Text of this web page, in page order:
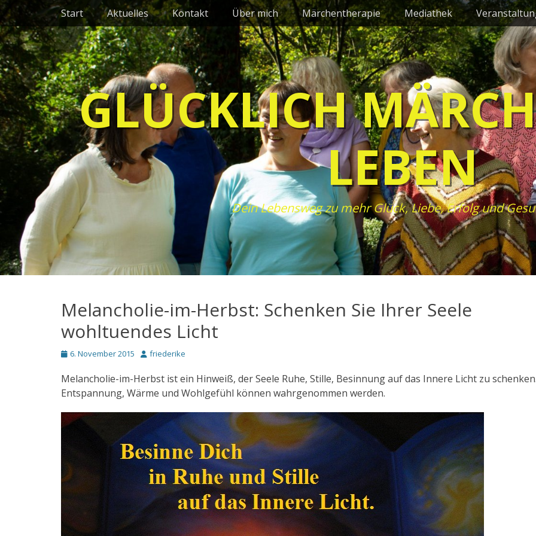
Zum
Inhalt
springen
Primäres Menü
Start Aktuelles Kontakt Über mich Märchentherapie Mediathek
GLÜCKLICH
LEBEN
Dein Lebensweg zu mehr Glück, Liebe, Erfolg und
Melancholie-im-Herbst: Schenken Sie Ihrer Seele
wohltuendes Licht
Posted
6. November 2015 Autorfriederike
Melancholie-im-Herbst ist ein Hinweiß, der Seele Ruhe, Stille, Besinnung auf das Innere Licht zu
Entspannung, Wärme und Wohlgefühl können wahrgenommen werden.